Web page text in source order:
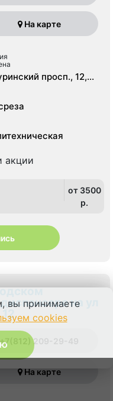
На карте
просп., 12,
акции
от 3500
p.
на ул
+7(812) 209-29-49
На карте
вы принимаете
cookies